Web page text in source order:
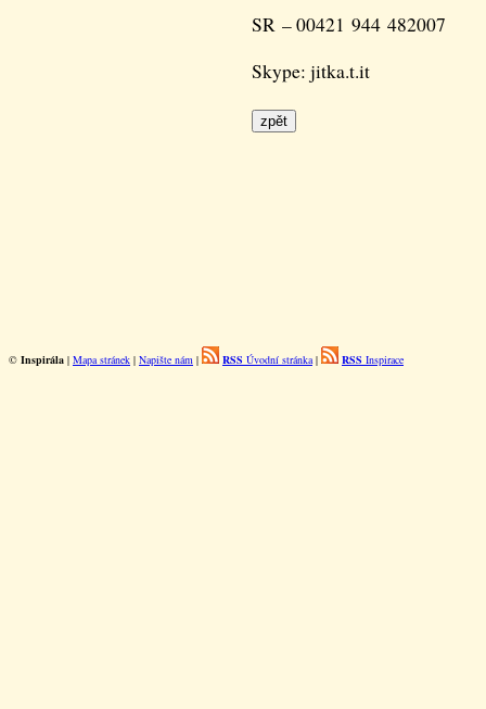
SR – 00421 944 482007
Skype: jitka.t.it
© Inspirála | Mapa stránek | Napište nám | RSS Úvodní stránka| RSS Inspirace